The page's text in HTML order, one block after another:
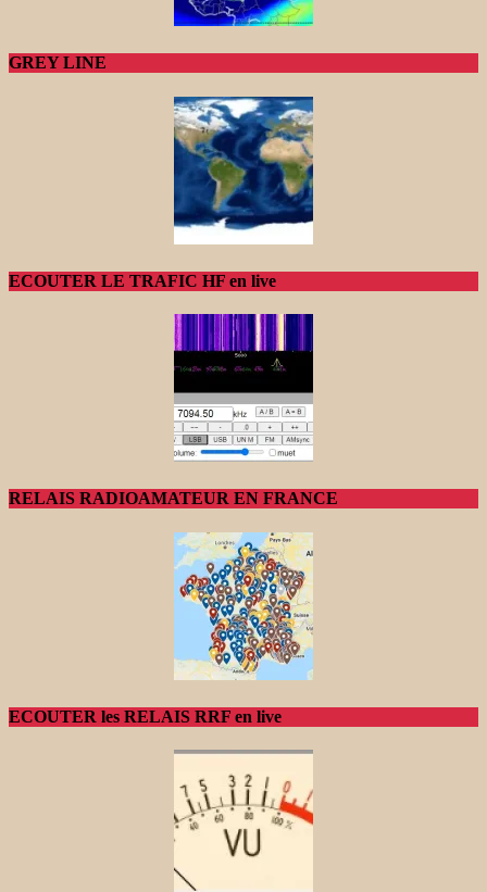
GREY LINE
ECOUTER LE TRAFIC HF en live
RELAIS RADIOAMATEUR EN FRANCE
ECOUTER les RELAIS RRF en live